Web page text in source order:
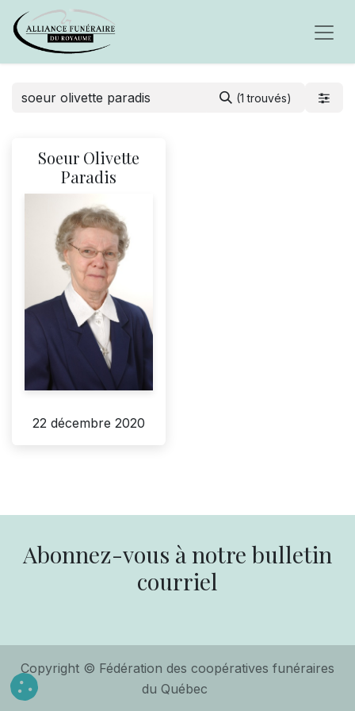
(1 trouvés)
Soeur Olivette
Paradis
22 décembre 2020
Abonnez-vous à notre bulletin
courriel
Copyright © Fédération des coopératives funéraires
du Québec